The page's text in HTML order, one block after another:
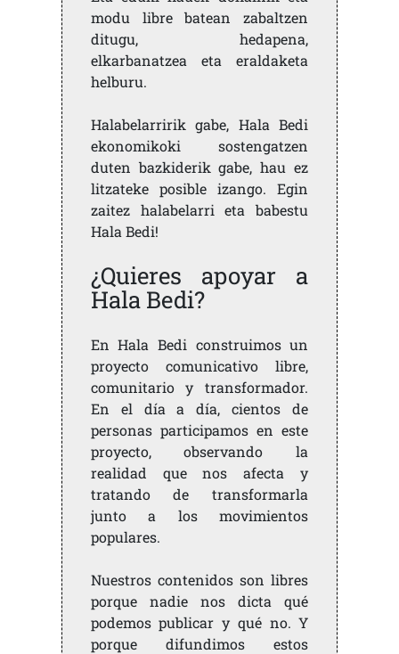
modu libre batean zabaltzen
ditugu, hedapena,
elkarbanatzea eta eraldaketa
helburu.
Halabelarririk gabe, Hala Bedi
ekonomikoki sostengatzen
duten bazkiderik gabe, hau ez
litzateke posible izango. Egin
zaitez halabelarri eta babestu
Hala Bedi!
¿Quieres apoyar a
Hala Bedi?
En Hala Bedi construimos un
proyecto comunicativo libre,
comunitario y transformador.
En el día a día, cientos de
personas participamos en este
proyecto, observando la
realidad que nos afecta y
tratando de transformarla
junto a los movimientos
populares.
Nuestros contenidos son libres
porque nadie nos dicta qué
podemos publicar y qué no. Y
porque difundimos estos